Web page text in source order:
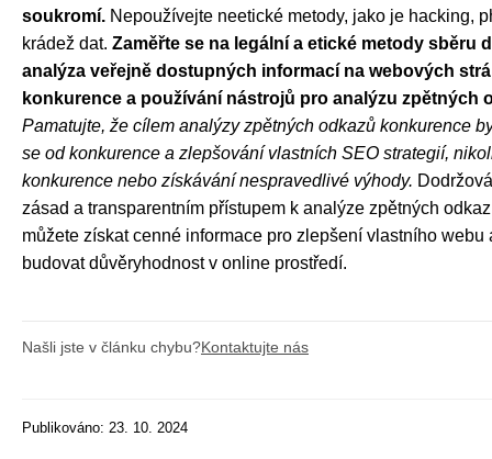
soukromí. Nepoužívejte neetické metody, jako je hacking,
krádež dat. Zaměřte se na legální a etické metody sběru
analýza veřejně dostupných informací na webových
konkurence a používání nástrojů pro analýzu zpětných
Pamatujte, že cílem analýzy zpětných odkazů konkurence
se od konkurence a zlepšování vlastních SEO strategií,
konkurence nebo získávání nespravedlivé výhody.
zásad a transparentním přístupem k analýze zpětných
můžete získat cenné informace pro zlepšení vlastního webu
budovat důvěryhodnost v online prostředí.
Našli jste v článku chybu?Kontaktujte nás
Publikováno: 23. 10. 2024